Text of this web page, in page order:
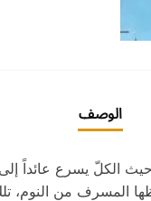
الوصف
الكلّ يسرع عائداً
المسرف من النوم،